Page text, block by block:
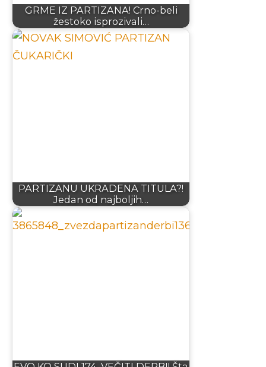
GRME IZ PARTIZANA! Crno-beli
žestoko isprozivali…
PARTIZANU UKRADENA TITULA?!
Jedan od najboljih…